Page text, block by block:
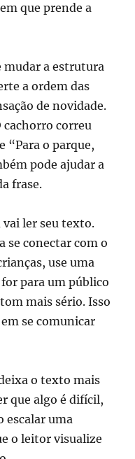
que prende a
mudar a estrutura
a ordem das
de novidade.
cachorro correu
“Para o parque,
pode ajudar a
frase.
vai ler seu texto.
se conectar com o
use uma
para um público
mais sério. Isso
se comunicar
o texto mais
que algo é difícil,
escalar uma
o leitor visualize